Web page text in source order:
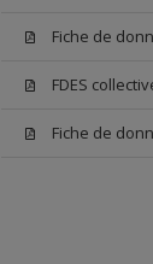
Fiche de
FDES
Fiche de